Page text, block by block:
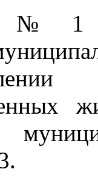
№ 1 к